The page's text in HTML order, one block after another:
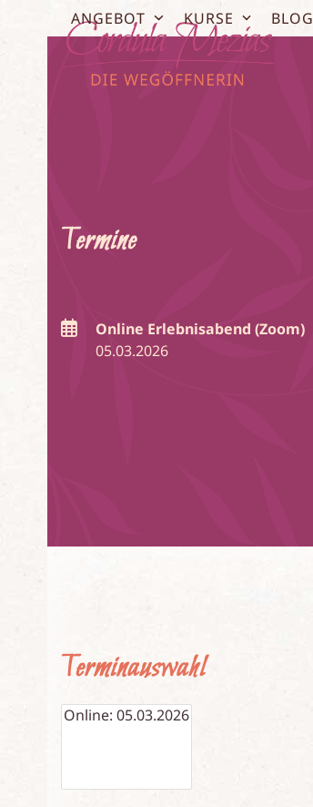
ANGEBOT KURSE BLOG
Termine
Online Erlebnisabend (Zoom)
05.03.2026
Terminauswahl